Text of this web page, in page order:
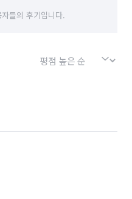
들의 후기입니다.